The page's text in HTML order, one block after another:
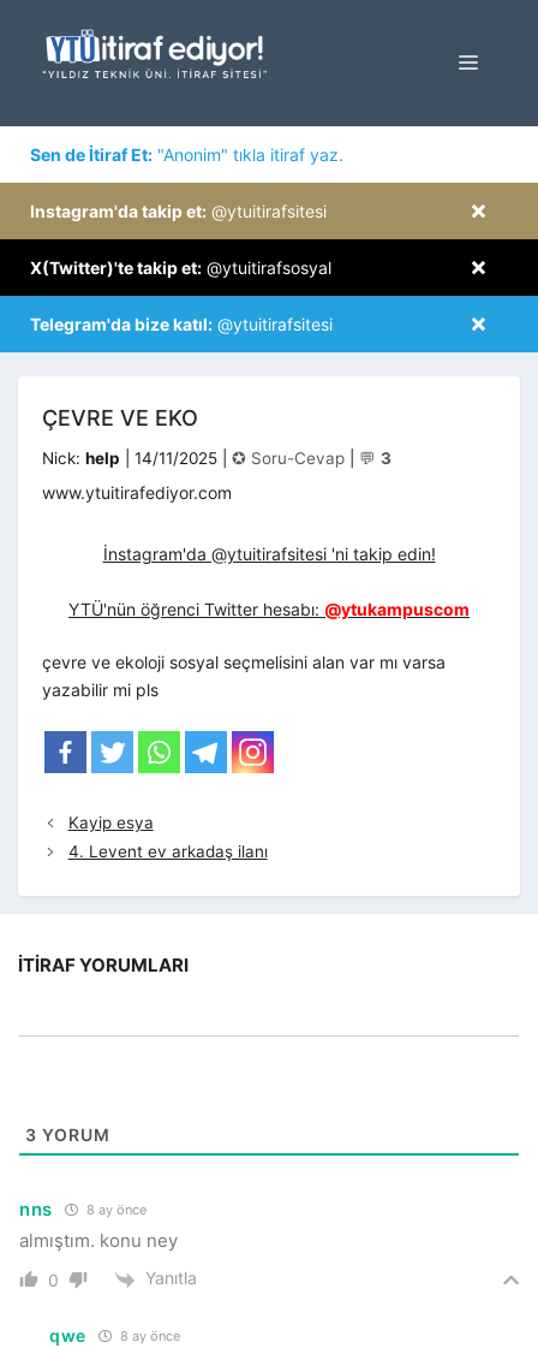
MENÜ
Sen de İtiraf Et: "Anonim" tıkla itiraf yaz.
×
Instagram'da takip et: @ytuitirafsitesi
×
X(Twitter)'te takip et: @ytuitirafsosyal
×
Telegram'da bize katıl: @ytuitirafsitesi
ÇEVRE VE EKO
Nick: help 14/11/2025 Kategoriler
✪ Soru-Cevap 💬 3
www.ytuitirafediyor.com
İnstagram'da @ytuitirafsitesi 'ni takip edin!
YTÜ'nün öğrenci Twitter hesabı: @ytukampuscom
çevre ve ekoloji sosyal seçmelisini alan var mı varsa
yazabilir mi pls
Kayip esya
4. Levent ev arkadaş ilanı
İTIRAF YORUMLARI
3 YORUM
nns 8 ay önce
almıştım. konu ney
0 Yanıtla
qwe 8 ay önce